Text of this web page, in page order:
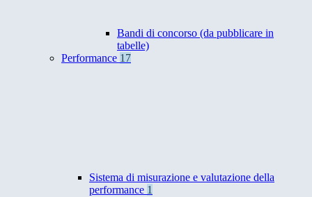
Bandi di concorso (da pubblicare in
tabelle)
Performance 17
Sistema di misurazione e valutazione della
performance 1